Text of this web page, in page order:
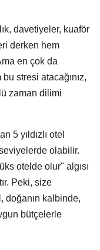
davetiyeler, kuaför
derken hem
en çok da
stresi atacağınız,
zaman dilimi
5 yıldızlı otel
olabilir.
otelde olur" algısı
Peki, size
doğanın kalbinde,
bütçelerle